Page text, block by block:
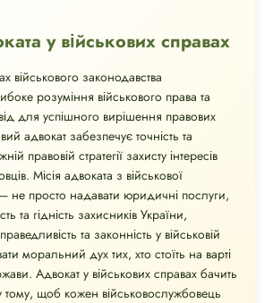
у військових справах
військового законодавства
розуміння військового права та
для успішного вирішення правових
адвокат забезпечує точність та
правовій стратегії захисту інтересів
Місія адвоката з військової
не просто надавати юридичні послуги,
та гідність захисників України,
та законність у військовій
моральний дух тих, хто стоїть на варті
Адвокат у військових справах бачить
тому, щоб кожен військовослужбовець